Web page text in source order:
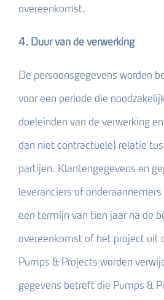
overeenkomst.
4. Duur van de verwerking
De persoonsgegevens worden
voor een periode die
doeleinden van de verwerking
dan niet contractuele) relatie
partijen. Klantengegevens en
leveranciers of
een termijn van tien jaar na de
overeenkomst of het project uit
Pumps & Projects worden
gegevens betreft die Pumps &